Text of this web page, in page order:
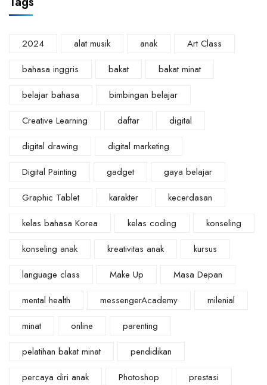
2024 alat musik anak
Art Class
bahasa inggris
bakat
bakat minat
belajar bahasa
bimbingan belajar
Creative Learning
daftar
digital
digital drawing
digital marketing
Digital Painting
gadget
gaya belajar
Graphic Tablet
karakter
kecerdasan
kelas bahasa Korea
kelas coding
konseling
konseling anak
kreativitas anak
kursus
language class
Make Up
Masa Depan
mental health
messengerAcademy
milenial
minat
online
parenting
pelatihan bakat minat
pendidikan
percaya diri anak
Photoshop
prestasi